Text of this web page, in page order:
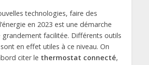
technologies, faire des
en 2023 est une démarche
facilitée. Différents outils
en effet utiles à ce niveau. On
citer le thermostat connecté,